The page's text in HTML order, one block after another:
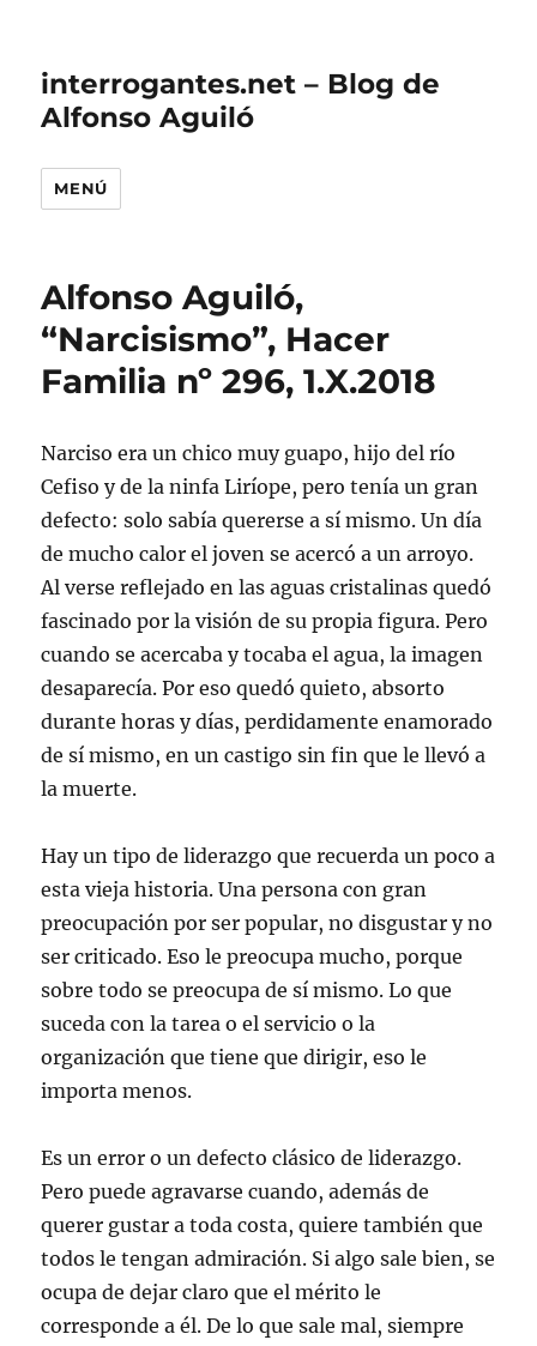
interrogantes.net – Blog de
Alfonso Aguiló
MENÚ
Alfonso Aguiló,
“Narcisismo”, Hacer
Familia nº 296, 1.X.2018
Narciso era un chico muy guapo, hijo del río
Cefiso y de la ninfa Liríope, pero tenía un gran
defecto: solo sabía quererse a sí mismo. Un día
de mucho calor el joven se acercó a un arroyo.
Al verse reflejado en las aguas cristalinas quedó
fascinado por la visión de su propia figura. Pero
cuando se acercaba y tocaba el agua, la imagen
desaparecía. Por eso quedó quieto, absorto
durante horas y días, perdidamente enamorado
de sí mismo, en un castigo sin fin que le llevó a
la muerte.
Hay un tipo de liderazgo que recuerda un poco a
esta vieja historia. Una persona con gran
preocupación por ser popular, no disgustar y no
ser criticado. Eso le preocupa mucho, porque
sobre todo se preocupa de sí mismo. Lo que
suceda con la tarea o el servicio o la
organización que tiene que dirigir, eso le
importa menos.
Es un error o un defecto clásico de liderazgo.
Pero puede agravarse cuando, además de
querer gustar a toda costa, quiere también que
todos le tengan admiración. Si algo sale bien, se
ocupa de dejar claro que el mérito le
corresponde a él. De lo que sale mal, siempre